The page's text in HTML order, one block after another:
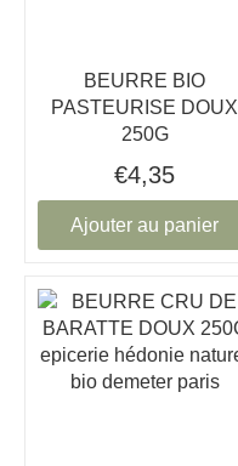
BEURRE BIO
PASTEURISE DOUX
250G
€4,35
Ajouter au panier